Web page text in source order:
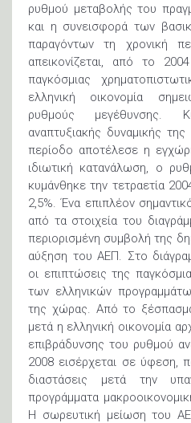
ρυθμού μεταβολής του
και η συνεισφορά των
παραγόντων τη χρονική
απεικονίζεται, από το
παγκόσμιας
ελληνική οικονομία
ρυθμούς μεγέθυνσης.
αναπτυξιακής δυναμικής
περίοδο αποτέλεσε η
ιδιωτική κατανάλωση, ο
κυμάνθηκε την τετραετία
2,5%. Ένα επιπλέον
από τα στοιχεία του
περιορισμένη συμβολή της
αύξηση του ΑΕΠ. Στο
οι επιπτώσεις της
των ελληνικών
της χώρας. Από το
μετά η ελληνική οικονομία
επιβράδυνσης του ρυθμού
2008 εισέρχεται σε ύφεση,
διαστάσεις μετά την
προγράμματα
Η σωρευτική μείωση του